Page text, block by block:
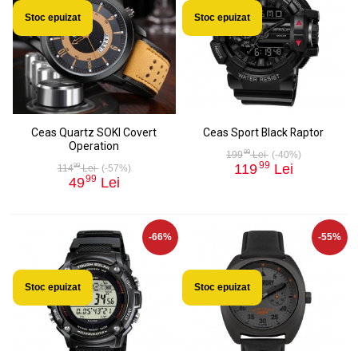
Stoc epuizat
Ceas Quartz SOKI Covert
Operation
11499Lei (-57%)
4999 Lei
Stoc epuizat
Ceas Sport Black Raptor
19999Lei (-40%)
11999Lei
-66%
Stoc epuizat
-55%
Stoc epuizat